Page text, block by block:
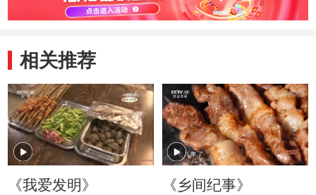
相关推荐
《我爱发明》
《乡间纪事》